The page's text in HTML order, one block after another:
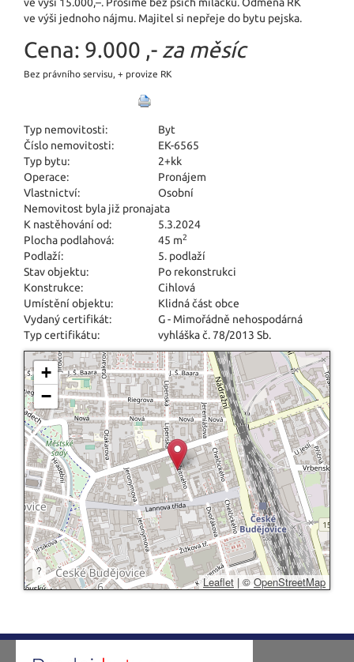
ve výši jednoho nájmu. Majitel si nepřeje do bytu pejska.
Cena: 9.000 ,- za měsíc
Bez právního servisu, + provize RK
Typ nemovitosti:
Byt
Číslo nemovitosti:
EK-6565
Typ bytu:
2+kk
Operace:
Pronájem
Vlastnictví:
Osobní
Nemovitost byla již pronajata
K nastěhování od:
5.3.2024
Plocha podlahová:
45 m2
Podlaží:
5. podlaží
Stav objektu:
Po rekonstrukci
Konstrukce:
Cihlová
Umístění objektu:
Klidná část obce
Vydaný certifikát:
G - Mimořádně nehospodárná
Typ certifikátu:
vyhláška č. 78/2013 Sb.
+
−
?
Leaflet | © OpenStreetMap